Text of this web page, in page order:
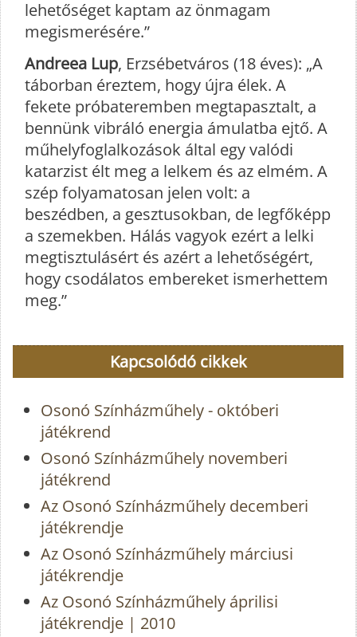
lehetőséget kaptam az önmagam
megismerésére.”
Andreea Lup, Erzsébetváros (18 éves): „A
táborban éreztem, hogy újra élek. A
fekete próbateremben megtapasztalt, a
bennünk vibráló energia ámulatba ejtő. A
műhelyfoglalkozások által egy valódi
katarzist élt meg a lelkem és az elmém. A
szép folyamatosan jelen volt: a
beszédben, a gesztusokban, de legfőképp
a szemekben. Hálás vagyok ezért a lelki
megtisztulásért és azért a lehetőségért,
hogy csodálatos embereket ismerhettem
meg.”
Kapcsolódó cikkek
Osonó Színházműhely - októberi
játékrend
Osonó Színházműhely novemberi
játékrend
Az Osonó Színházműhely decemberi
játékrendje
Az Osonó Színházműhely márciusi
játékrendje
Az Osonó Színházműhely áprilisi
játékrendje | 2010